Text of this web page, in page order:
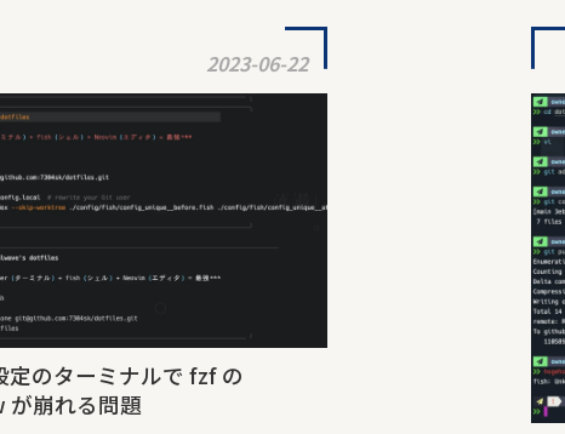
2023-06-22
定のターミナルで fzf の
崩れる問題